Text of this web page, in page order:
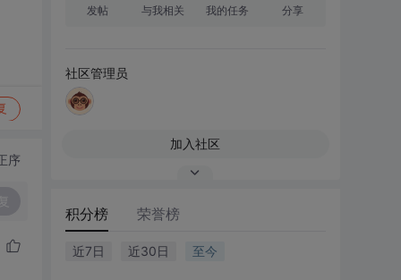
序
发帖 与我相关 我的任务 分享
社区管理员
加入社区
积分榜 荣誉榜
近7日 近30日 至今